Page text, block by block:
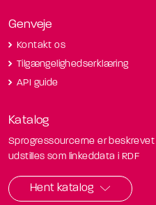
Genveje
Kontakt os
Tilgængelighedserklæring
API guide
Katalog
Sprogressourcerne er beskrevet
udstilles som linkeddata i RDF
Hent katalog